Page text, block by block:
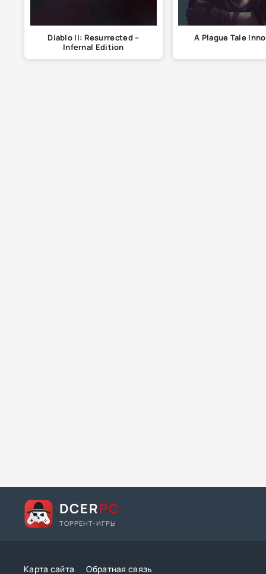
Diablo II: Resurrected –
Infernal Edition
A Plague Tale
DCERPC
ТОРРЕНТ-ИГРЫ
Карта сайта Обратная связь